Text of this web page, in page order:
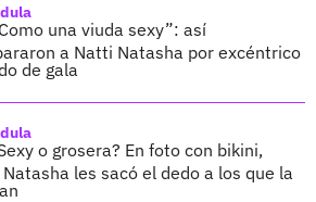
una viuda sexy”: así
a Natti Natasha por excéntrico
de gala
o grosera? En foto con bikini,
les sacó el dedo a los que la